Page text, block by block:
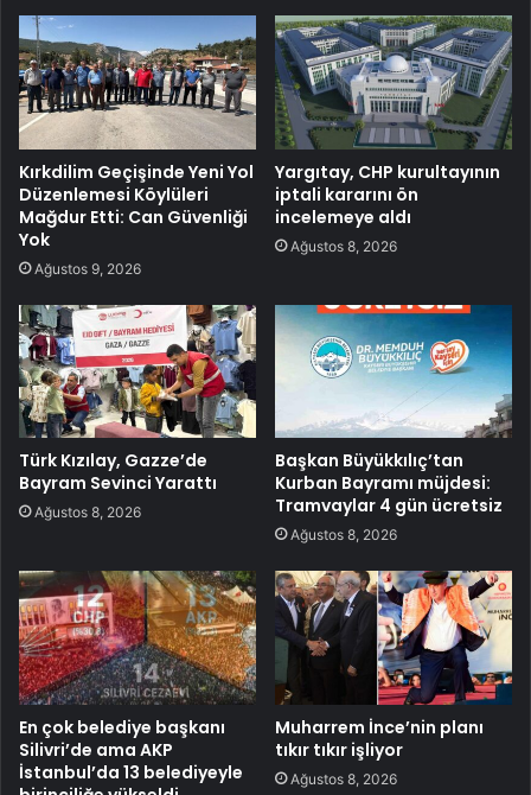
Kırkdilim Geçişinde Yeni Yol
Düzenlemesi Köylüleri
Mağdur Etti: Can Güvenliği
Yok
Ağustos 9, 2026
Yargıtay, CHP kurultayının
iptali kararını ön
incelemeye aldı
Ağustos 8, 2026
Türk Kızılay, Gazze’de
Bayram Sevinci Yarattı
Ağustos 8, 2026
Başkan Büyükkılıç’tan
Kurban Bayramı müjdesi:
Tramvaylar 4 gün ücretsiz
Ağustos 8, 2026
En çok belediye başkanı
Silivri’de ama AKP
İstanbul’da 13 belediyeyle
Muharrem İnce’nin planı
tıkır tıkır işliyor
Ağustos 8, 2026